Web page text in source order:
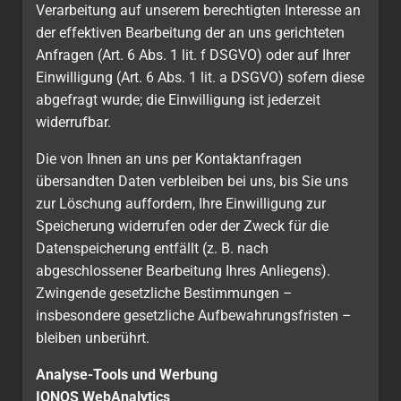
Verarbeitung auf unserem berechtigten Interesse an
der effektiven Bearbeitung der an uns gerichteten
Anfragen (Art. 6 Abs. 1 lit. f DSGVO) oder auf Ihrer
Einwilligung (Art. 6 Abs. 1 lit. a DSGVO) sofern diese
abgefragt wurde; die Einwilligung ist jederzeit
widerrufbar.
Die von Ihnen an uns per Kontaktanfragen
übersandten Daten verbleiben bei uns, bis Sie uns
zur Löschung auffordern, Ihre Einwilligung zur
Speicherung widerrufen oder der Zweck für die
Datenspeicherung entfällt (z. B. nach
abgeschlossener Bearbeitung Ihres Anliegens).
Zwingende gesetzliche Bestimmungen –
insbesondere gesetzliche Aufbewahrungsfristen –
bleiben unberührt.
Analyse-Tools und Werbung
IONOS WebAnalytics